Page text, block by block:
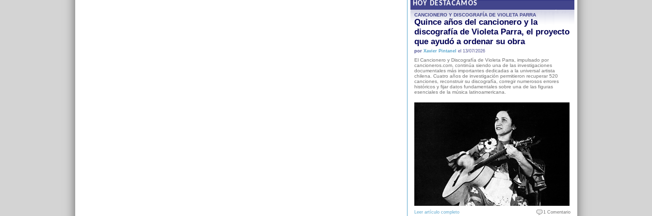
HOY DESTACAMOS
CANCIONERO Y DISCOGRAFÍA DE VIOLETA PARRA
Quince años del cancionero y la
discografía de Violeta Parra, el proyecto
que ayudó a ordenar su obra
por Xavier Pintanel el 13/07/2026
El Cancionero y Discografía de Violeta Parra, impulsado por
cancioneros.com, continúa siendo una de las investigaciones
documentales más importantes dedicadas a la universal artista
chilena. Cuatro años de investigación permitieron recuperar 520
canciones, reconstruir su discografía, corregir numerosos errores
históricos y fijar datos fundamentales sobre una de las figuras
esenciales de la música latinoamericana.
Leer artículo completo 1 Comentario